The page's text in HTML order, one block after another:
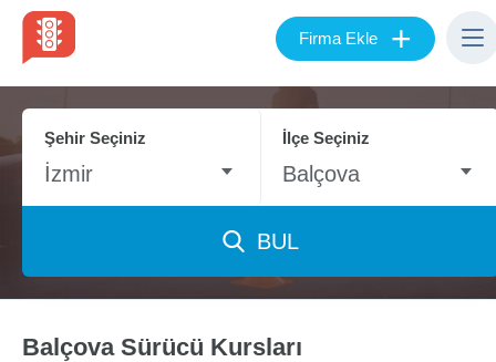
Firma Ekle +
Şehir Seçiniz
İzmir
İlçe Seçiniz
Balçova
BUL
Balçova Sürücü Kursları